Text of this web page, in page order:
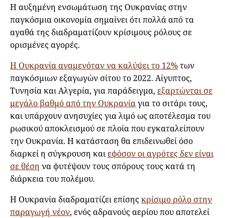
Η αυξημένη ενσωμάτωση της Ουκρανίας στην
παγκόσμια οικονομία σημαίνει ότι πολλά από τα
αγαθά της διαδραματίζουν κρίσιμους ρόλους σε
ορισμένες αγορές.
Η Ουκρανία αναμενόταν να καλύψει το 12%των
παγκόσμιων εξαγωγών σίτου το 2022. Αίγυπτος,
Τυνησία και Αλγερία, για παράδειγμα, εξαρτώνται σε
μεγάλο βαθμό από την Ουκρανίαγια το σιτάρι τους,
και υπάρχουν ανησυχίες για λιμό ως αποτέλεσμα του
ρωσικού αποκλεισμού σε πλοία που εγκαταλείπουν
την Ουκρανία. Η κατάσταση θα επιδεινωθεί όσο
διαρκεί η σύγκρουση καιεφόσον οι αγρότες δεν είναι
σε θέση να φυτέψουν τους σπόρους τους κατά τη
διάρκεια του πολέμου.
Η Ουκρανία διαδραματίζει επίσηςκρίσιμο ρόλο στην
παραγωγή νέον, ενός αδρανούς αερίου που αποτελεί